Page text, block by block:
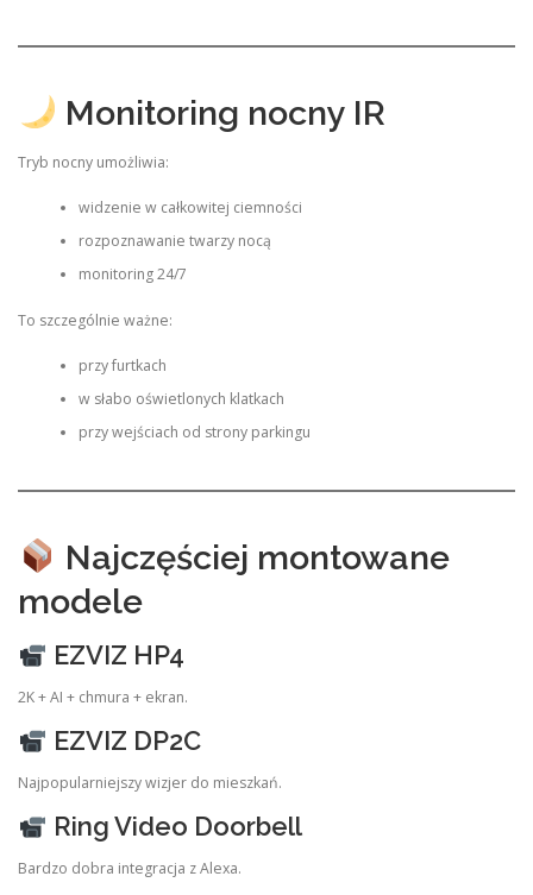
Monitoring nocny IR
Tryb nocny umożliwia:
widzenie w całkowitej ciemności
rozpoznawanie twarzy nocą
monitoring 24/7
To szczególnie ważne:
przy furtkach
w słabo oświetlonych klatkach
przy wejściach od strony parkingu
Najczęściej montowane
modele
EZVIZ HP4
2K + AI + chmura + ekran.
EZVIZ DP2C
Najpopularniejszy wizjer do mieszkań.
Ring Video Doorbell
Bardzo dobra integracja z Alexa.